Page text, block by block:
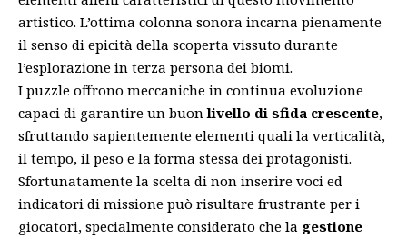
artistico. L’ottima colonna sonora incarna pienamente
il senso di epicità della scoperta vissuto durante
l’esplorazione in terza persona dei biomi.
I puzzle offrono meccaniche in continua evoluzione
capaci di garantire un buonlivello di sfida crescente,
sfruttando sapientemente elementi quali la verticalità,
il tempo, il peso e la forma stessa dei protagonisti.
Sfortunatamente la scelta di non inserire voci ed
indicatori di missione può risultare frustrante per i
giocatori, specialmente considerato che la gestione